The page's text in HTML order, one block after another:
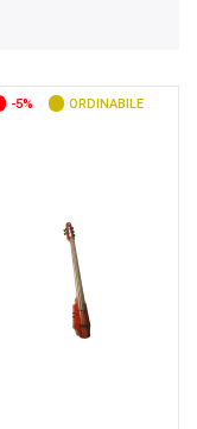
-5% ORDINABILE